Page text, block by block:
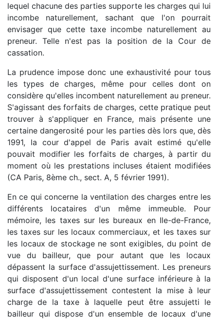
lequel chacune des parties supporte les charges qui lui
incombe naturellement, sachant que l'on pourrait
envisager que cette taxe incombe naturellement au
preneur. Telle n'est pas la position de la Cour de
cassation.
La prudence impose donc une exhaustivité pour tous
les types de charges, même pour celles dont on
considère qu'elles incombent naturellement au preneur.
S'agissant des forfaits de charges, cette pratique peut
trouver à s'appliquer en France, mais présente une
certaine dangerosité pour les parties dès lors que, dès
1991, la cour d'appel de Paris avait estimé qu'elle
pouvait modifier les forfaits de charges, à partir du
moment où les prestations incluses étaient modifiées
(CA Paris, 8ème ch., sect. A, 5 février 1991).
En ce qui concerne la ventilation des charges entre les
différents locataires d'un même immeuble. Pour
mémoire, les taxes sur les bureaux en Ile-de-France,
les taxes sur les locaux commerciaux, et les taxes sur
les locaux de stockage ne sont exigibles, du point de
vue du bailleur, que pour autant que les locaux
dépassent la surface d'assujettissement. Les preneurs
qui disposent d'un local d'une surface inférieure à la
surface d'assujettissement contestent la mise à leur
charge de la taxe à laquelle peut être assujetti le
bailleur qui dispose d'un ensemble de locaux d'une